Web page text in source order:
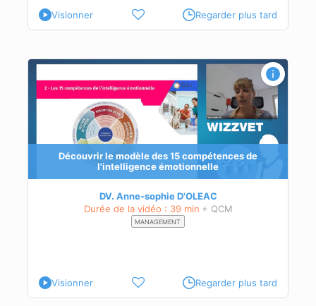
Visionner Regarder plus tard
Découvrir le modèle des 15 compétences de
l'intelligence émotionnelle
DV. Anne-sophie D'OLEAC
Durée de la vidéo : 39 min + QCM
MANAGEMENT
Visionner Regarder plus tard